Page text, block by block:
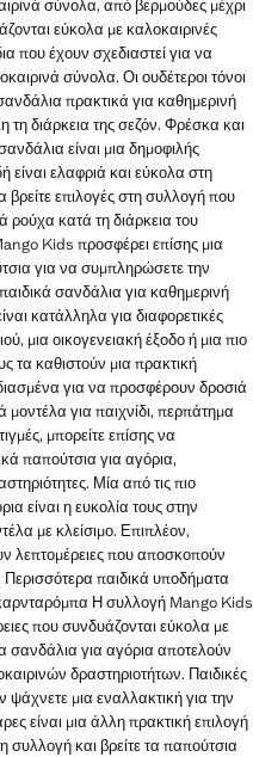
σύνολα, από βερμούδες μέχρι
εύκολα με καλοκαιρινές
που έχουν σχεδιαστεί για να
σύνολα. Οι ουδέτεροι τόνοι
πρακτικά για καθημερινή
τη διάρκεια της σεζόν. Φρέσκα και
είναι μια δημοφιλής
είναι ελαφριά και εύκολα στη
επιλογές στη συλλογή που
κατά τη διάρκεια του
Kids προσφέρει επίσης μια
για να συμπληρώσετε την
σανδάλια για καθημερινή
κατάλληλα για διαφορετικές
μια οικογενειακή έξοδο ή μια πιο
τα καθιστούν μια πρακτική
για να προσφέρουν δροσιά
για παιχνίδι, περπάτημα
μπορείτε επίσης να
παπούτσια για αγόρια,
Μία από τις πιο
είναι η ευκολία τους στην
με κλείσιμο. Επιπλέον,
λεπτομέρειες που αποσκοπούν
παιδικά υποδήματα
Η συλλογή Mango Kids
που συνδυάζονται εύκολα με
σανδάλια για αγόρια αποτελούν
δραστηριοτήτων. Παιδικές
μια εναλλακτική για την
είναι μια άλλη πρακτική επιλογή
συλλογή και βρείτε τα παπούτσια